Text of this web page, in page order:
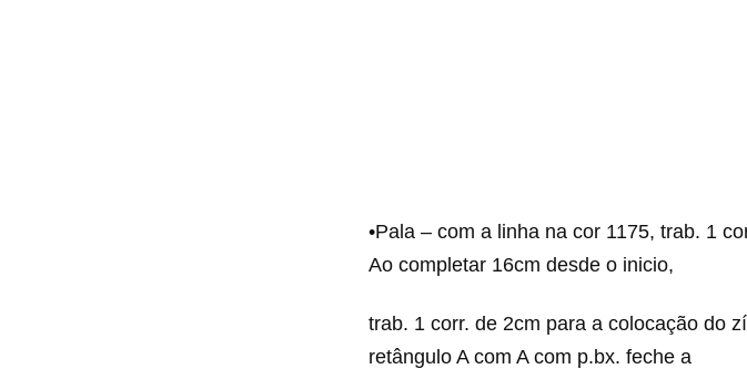
•Pala – com a linha na cor 1175, trab. 1
Ao completar 16cm desde o inicio,
trab. 1 corr. de 2cm para a colocação do
retângulo A com A com p.bx. feche a